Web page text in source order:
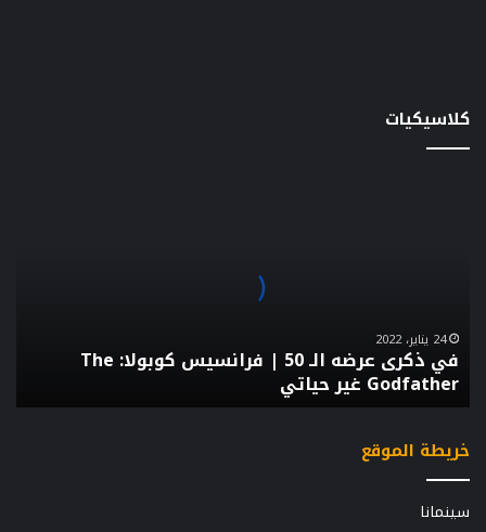
كلاسيكيات
كوبولا:
The
Godfather
غير
24 يناير، 2022
في ذكرى عرضه الـ 50 | فرانسيس كوبولا: The
Godfather غير حياتي
خريطة الموقع
سينمانا